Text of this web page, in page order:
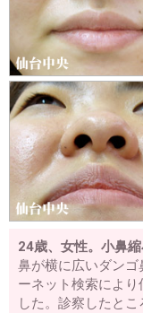
24歳、女性。小鼻
鼻が横に広いダンゴ
ーネット検索によ
した。診察したと